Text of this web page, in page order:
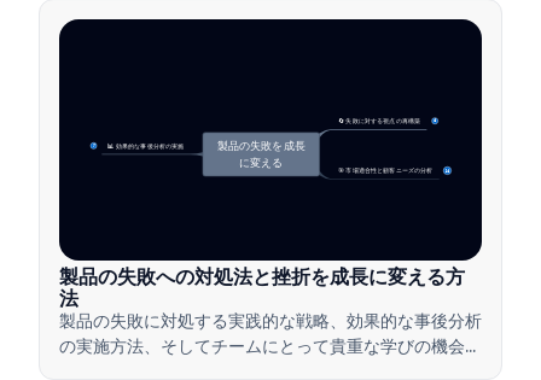
🔄 失敗に対する視点の再構築 4
📊 効果的な事後分析の実施
7
🎯 市場適合性と顧客ニーズの分析 14
製品の失敗を成長
に変える
製品の失敗への対処法と挫折を成長に変える方
法
製品の失敗に対処する実践的な戦略、効果的な事後分析
の実施方法、そしてチームにとって貴重な学びの機会に